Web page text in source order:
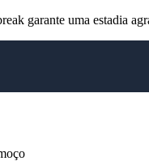
garante uma estadia